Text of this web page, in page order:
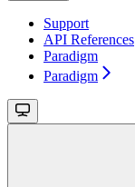
Support
API References
Paradigm
Paradigm